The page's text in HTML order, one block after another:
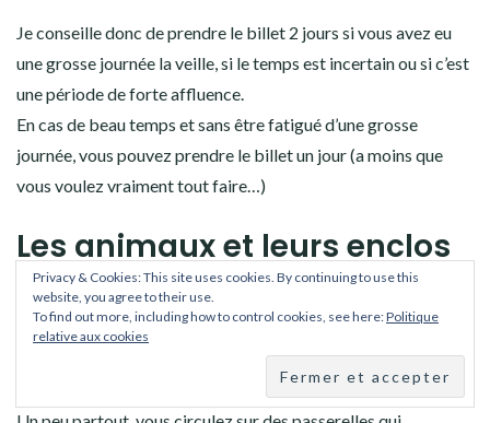
Je conseille donc de prendre le billet 2 jours si vous avez eu
une grosse journée la veille, si le temps est incertain ou si c’est
une période de forte affluence.
En cas de beau temps et sans être fatigué d’une grosse
journée, vous pouvez prendre le billet un jour (a moins que
vous voulez vraiment tout faire…)
Les animaux et leurs enclos
au Zoo de Beauval
Bon. Le zoo de Beauval a été élu 4e Zoo le plus beau au
monde, c’est pas pour rien. C’est beau, c’est grand, les animaux
Privacy & Cookies: This site uses cookies. By continuing to use this
website, you agree to their use.
To find out more, including how to control cookies, see here:Politique
relative aux cookies